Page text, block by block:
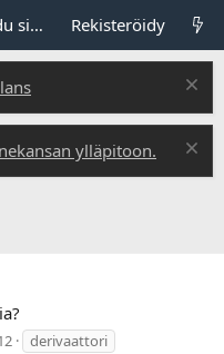
Kirjaudu sisään Rekisteröidy
ylläpitoon.
derivaattori